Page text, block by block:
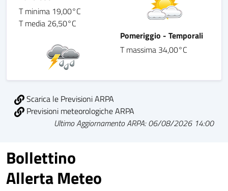
T minima 19,00°C
T media 26,50°C
Pomeriggio - Temporali
T massima 34,00°C
Scarica le Previsioni ARPA
Previsioni meteorologiche ARPA
Ultimo Aggiornamento ARPA: 06/08/2026 14:00
Bollettino
Allerta Meteo